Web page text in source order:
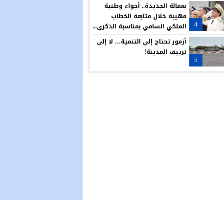
4
بعمالة الجديدة.. أجواء وطنية
مهيبة خلال متابعة الخطاب
الملكي السامي بمناسبة الذكرى...
5
أزمور تحتاج إلى التنمية… لا إلى
ترييف المدينة!